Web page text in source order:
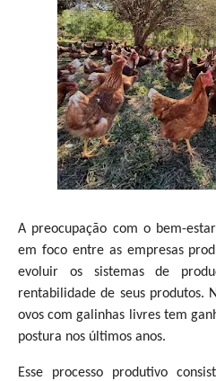
A preocupação com o bem-
em foco entre as empresas
evoluir os sistemas de
rentabilidade de seus produtos.
ovos com galinhas livres tem
postura nos últimos anos.
Esse processo produtivo